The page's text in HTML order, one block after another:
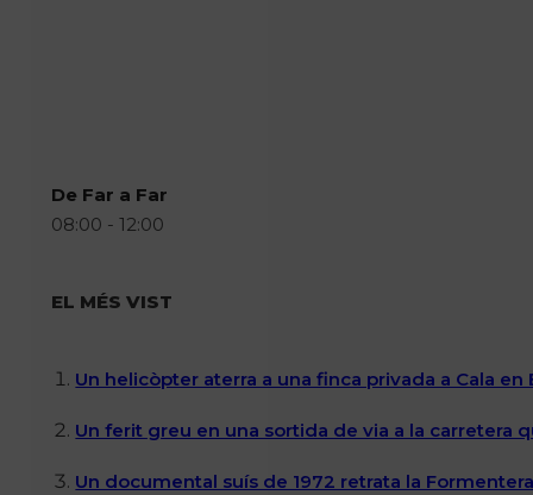
De Far a Far
08:00 - 12:00
EL MÉS VIST
Un helicòpter aterra a una finca privada a Cala
Un ferit greu en una sortida de via a la carretera
Un documental suís de 1972 retrata la